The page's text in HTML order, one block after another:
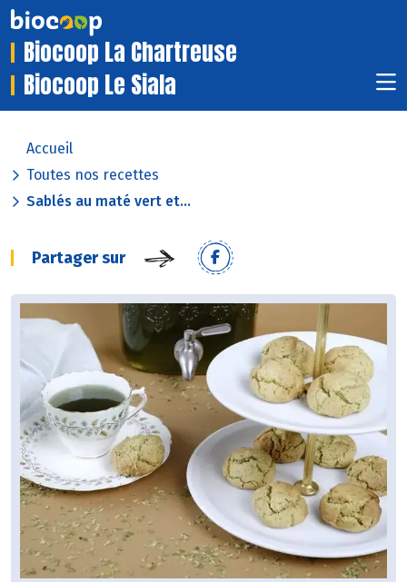
Biocoop La Chartreuse
Biocoop Le Siala
Accueil
Toutes nos recettes
Sablés au maté vert et...
Partager sur